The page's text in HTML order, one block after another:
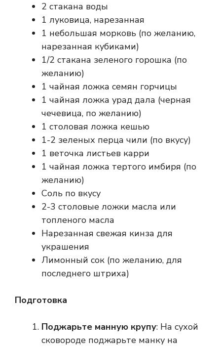
2 стакана воды
1 луковица, нарезанная
1 небольшая морковь (по желанию,
нарезанная кубиками)
1/2 стакана зеленого горошка (по
желанию)
1 чайная ложка семян горчицы
1 чайная ложка урад дала (черная
чечевица, по желанию)
1 столовая ложка кешью
1-2 зеленых перца чили (по вкусу)
1 веточка листьев карри
1 чайная ложка тертого имбиря (по
желанию)
Соль по вкусу
2-3 столовые ложки масла или
топленого масла
Нарезанная свежая кинза для
украшения
Лимонный сок (по желанию, для
последнего штриха)
Подготовка
Поджарьте манную крупу: На сухой
сковороде поджарьте манку на